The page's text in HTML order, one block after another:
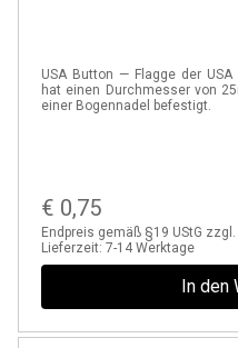
USA Button — Flagge der
hat einen Durchmesser von
einer Bogennadel befestigt.
€ 0,75
Endpreis gemäß §19 UStG zzgl.
Lieferzeit: 7-14 Werktage
In den